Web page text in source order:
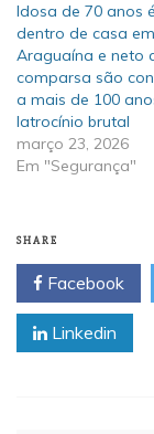
Idosa de 70 anos
dentro de casa em
Araguaína e neto
comparsa são
a mais de 100
latrocínio brutal
março 23, 2026
Em "Segurança"
SHARE
Facebook
Linkedin